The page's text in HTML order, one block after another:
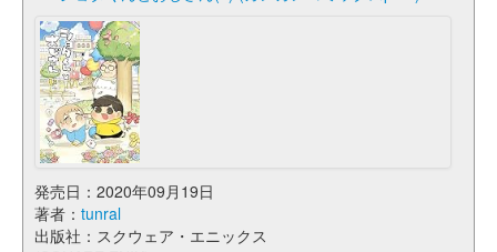
発売日：2020年09月19日
著者： tunral
出版社：スクウェア・エニックス